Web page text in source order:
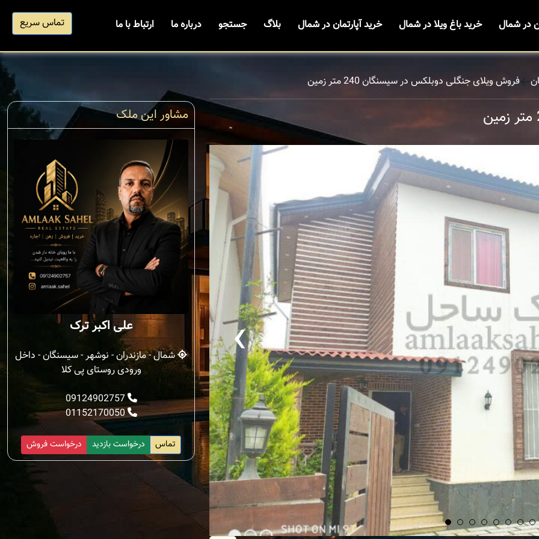
در شمال خرید باغ ویلا در شمال خرید آپارتمان در شمال بلاگ جستجو درباره ما ارتباط با ما تماس سریع
فروش ویلای جنگلی دوبلکس در سیسنگان 240 متر زمین
‹
مشاور این ملک
علی اکبر ترک
شمال - مازندران - نوشهر - سیسنگان - داخل
ورودی روستای پی کلا
09124902757
01152170050
درخواست فروش درخواست بازدید تماس